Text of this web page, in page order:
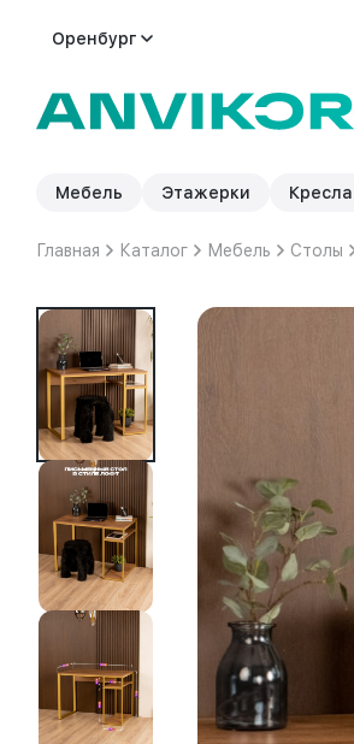
Оренбург
Мебель Этажерки Кресла
Главная Каталог Мебель Столы